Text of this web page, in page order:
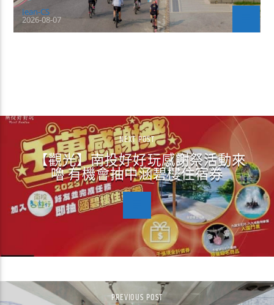
Jean-CS
2026-08-07
NEXT POST
【觀光】南投好好玩感謝祭活動來
嚕 有機會抽中涵碧樓住宿券
PREVIOUS POST